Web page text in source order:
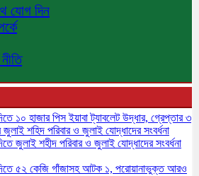
যোগ দিন
১০ হাজার পিস ইয়াবা ট্যাবলেট উদ্ধার, গ্রেপ্তার ৩
জুলাই শহিদ পরিবার ও জুলাই যোদ্ধাদের সংবর্ধনা
জুলাই শহীদ পরিবার ও জুলাই যোদ্ধাদের সংবর্ধনা
৫২ কেজি গাঁজাসহ আটক ১, পরোয়ানাভুক্ত আরও